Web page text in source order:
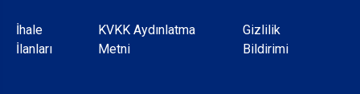
Dipnot
İhale
İlanları
KVKK Aydınlatma
Metni
Gizlilik
Bildirimi